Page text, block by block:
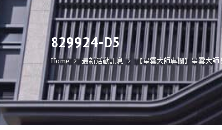
829924-D5
Home 最新活動訊息 【星雲大師專欄】星雲大